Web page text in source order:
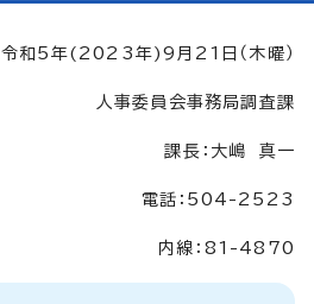
令和5年(2023年)9月21日（木曜）
人事委員会事務局調査課
課長：大嶋 真一
電話：504-2523
内線：81-4870